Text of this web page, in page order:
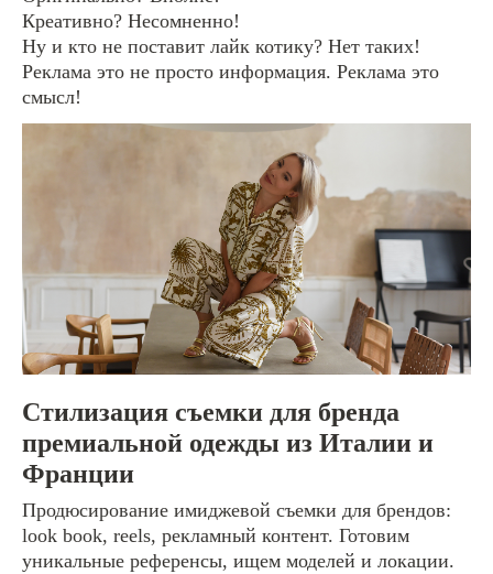
Креативно? Несомненно!
Ну и кто не поставит лайк котику? Нет таких!
Реклама это не просто информация. Реклама это
смысл!
Стилизация съемки для бренда
премиальной одежды из Италии и
Франции
Продюсирование имиджевой съемки для брендов:
look book, reels, рекламный контент. Готовим
уникальные референсы, ищем моделей и локации.